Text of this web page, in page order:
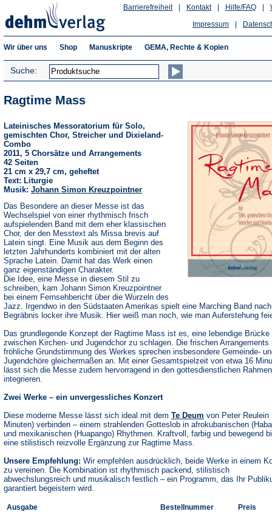
Hilfe/FAQ
Kontakt
Barrierefreiheit
Impressum
Wir über uns Shop Manuskripte GEMA, Rechte & Kopien
Suche:
Ragtime Mass
Lateinisches Messoratorium für Solo,
gemischten Chor, Streicher und Dixieland-
Combo
2011, 5 Chorsätze und Arrangements
42 Seiten
21 cm x 29,7 cm, geheftet
Text: Liturgie
Musik: Johann Simon Kreuzpointner
Das Besondere an dieser Messe ist das
Wechselspiel von einer rhythmisch frisch
aufspielenden Band mit dem eher klassischen
Chor, der den Messtext als Missa brevis auf
Latein singt. Eine Musik aus dem Beginn des
letzten Jahrhunderts kombiniert mit der alten
Sprache Latein. Damit hat das Werk einen
ganz eigenständigen Charakter.
Die Idee, eine Messe in diesem Stil zu
schreiben, kam Johann Simon Kreuzpointner
bei einem Fernsehbericht über die Wurzeln des
Jazz. Irgendwo in den Südstaaten Amerikas spielt eine Marching Band
Begräbnis locker ihre Musik. Hier weiß man noch, wie man Auferstehung
Das grundlegende Konzept der Ragtime Mass ist es, eine lebendige Brücke
zwischen Kirchen- und Jugendchor zu schlagen. Die frischen Arrangements
fröhliche Grundstimmung des Werkes sprechen insbesondere Gemeinde-
Jugendchöre gleichermaßen an. Mit einer Gesamtspielzeit von etwa 16
lässt sich die Messe zudem hervorragend in den gottesdienstlichen Rahmen
integrieren.
Zwei Werke – ein unvergessliches Konzert
Diese moderne Messe lässt sich ideal mit dem Te Deum von Peter Reulein
Minuten) verbinden – einem strahlenden Gotteslob in afrokubanischen
und mexikanischen (Huapango) Rhythmen. Kraftvoll, farbig und bewegend
eine stilistisch reizvolle Ergänzung zur Ragtime Mass.
Unsere Empfehlung: Wir empfehlen ausdrücklich, beide Werke in einem
zu vereinen. Die Kombination ist rhythmisch packend, stilistisch
abwechslungsreich und musikalisch festlich – ein Programm, das Ihr
garantiert begeistern wird.
Ausgabe Bestellnummer
Preis